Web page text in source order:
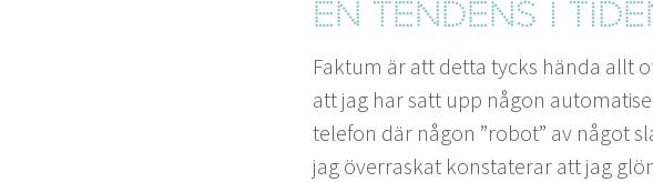
En ten­dens i
Fak­tum är att det­ta tycks hän­da allt
att jag har satt upp någon
tele­fon där någon ”robot” av något
jag över­raskat kon­stat­er­ar att jag